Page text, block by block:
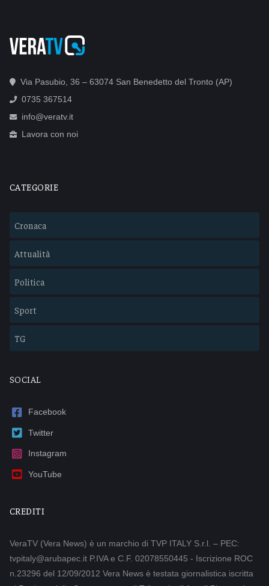
Via Pasubio, 36 – 63074 San Benedetto del Tronto (AP)
0735 367514
info@veratv.it
Lavora con noi
CATEGORIE
Cronaca
Attualità
Politica
Sport
TG
SOCIAL
Facebook
Twitter
Instagram
YouTube
CREDITI
VeraTV (Vera News) è un marchio di TVP ITALY S.r.l. – PEC:
tvpitaly@arubapec.it P.IVA e C.F. 02078550445 - Iscrizione ROC
n.23296 del 12/09/2012 Vera News è testata giornalistica iscritta